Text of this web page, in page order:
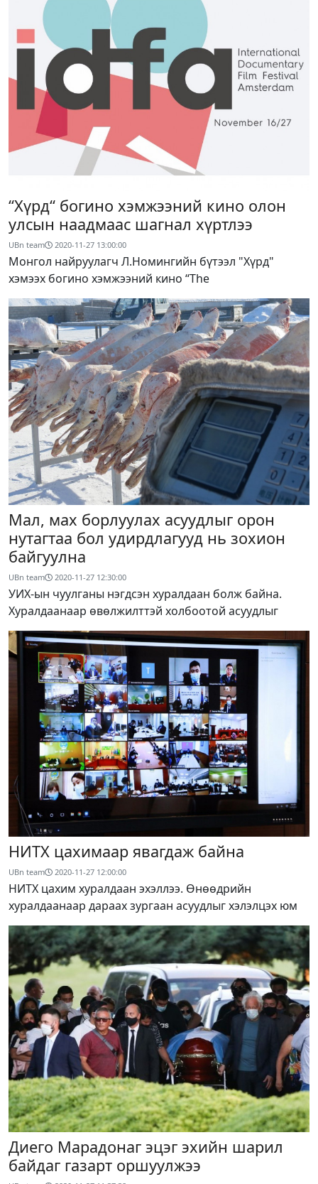
“Хүрд“ богино хэмжээний кино олон
улсын наадмаас шагнал хүртлээ
UBn team 2020-11-27 13:00:00
Монгол найруулагч Л.Номингийн бүтээл "Хүрд"
хэмээх богино хэмжээний кино “The
Мал, мах борлуулах асуудлыг орон
нутагтаа бол удирдлагууд нь зохион
байгуулна
UBn team 2020-11-27 12:30:00
УИХ-ын чуулганы нэгдсэн хуралдаан болж байна.
Хуралдаанаар өвөлжилттэй холбоотой асуудлыг
НИТХ цахимаар явагдаж байна
UBn team 2020-11-27 12:00:00
НИТХ цахим хуралдаан эхэллээ. Өнөөдрийн
хуралдаанаар дараах зургаан асуудлыг хэлэлцэх юм
Диего Марадонаг эцэг эхийн шарил
байдаг газарт оршуулжээ